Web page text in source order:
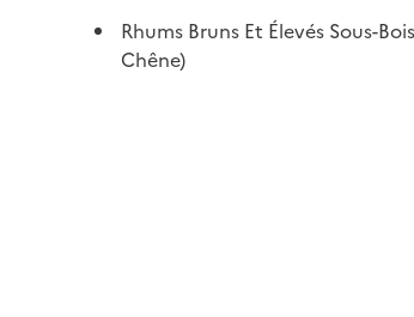
Rhums Bruns Et Élevés Sous-
Chêne)